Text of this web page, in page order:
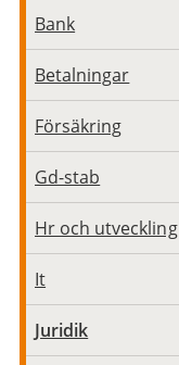
Bank
Betalningar
Försäkring
Gd-stab
Hr och utveckling
It
Juridik